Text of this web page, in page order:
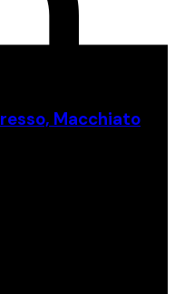
Macchiato
kávové nápoje